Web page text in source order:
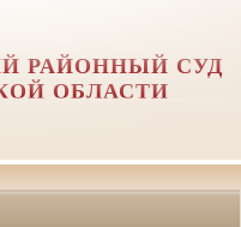
РАЙОННЫЙ СУД
ОБЛАСТИ